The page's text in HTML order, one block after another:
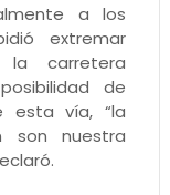
a los
extremar
la carretera
de
esta vía, “la
son nuestra